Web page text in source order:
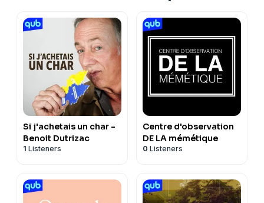
Si j'achetais un char -
Benoit Dutrizac
1 Listeners
Centre d'observation
DE LA mémétique
0 Listeners